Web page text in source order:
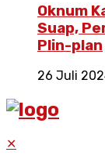
Oknum
Suap,
Plin-plan
26 Juli
✕